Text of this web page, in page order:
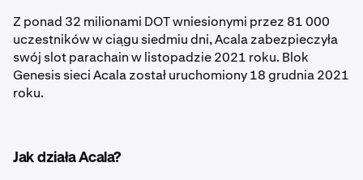
Z ponad 32 milionami DOT wniesionymi przez 81 000
uczestników w ciągu siedmiu dni, Acala zabezpieczyła
swój slot parachain w listopadzie 2021 roku. Blok
Genesis sieci Acala został uruchomiony 18 grudnia 2021
roku.
Jak działa Acala?